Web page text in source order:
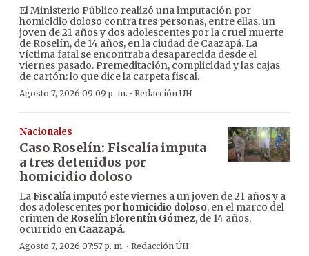
El Ministerio Público realizó una imputación por
homicidio doloso contra tres personas, entre ellas, un
joven de 21 años y dos adolescentes por la cruel muerte
de Roselín, de 14 años, en la ciudad de Caazapá. La
víctima fatal se encontraba desaparecida desde el
viernes pasado. Premeditación, complicidad y las cajas
de cartón: lo que dice la carpeta fiscal.
Agosto 7, 2026 09:09 p. m. · Redacción ÚH
Nacionales
Caso Roselín: Fiscalía imputa
a tres detenidos por
homicidio doloso
LaFiscalíaimputó este viernes a un joven de 21 años y a
dos adolescentes porhomicidio doloso, en el marco del
crimen de Roselín Florentín Gómez, de 14 años,
ocurrido en Caazapá.
Agosto 7, 2026 07:57 p. m. · Redacción ÚH